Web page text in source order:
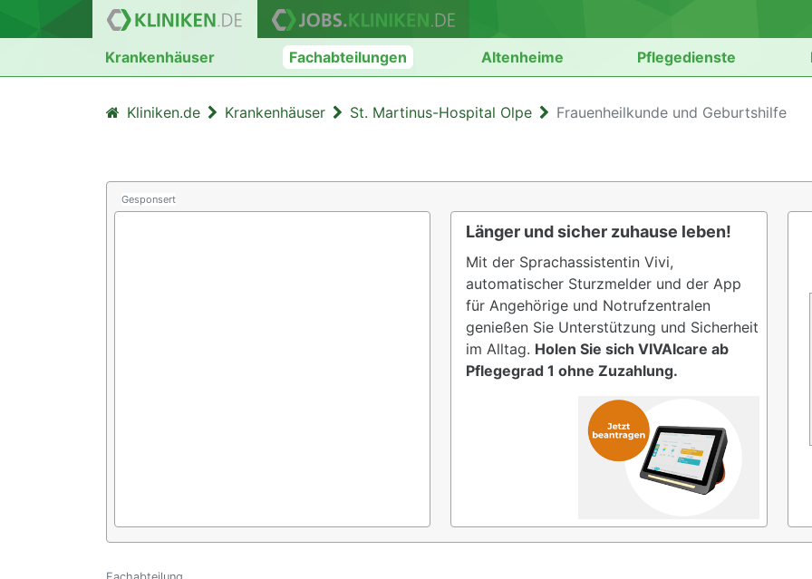
Krankenhäuser Fachabteilungen Altenheime Pflegedienste
Kliniken.de Krankenhäuser St. Martinus-Hospital Olpe Frauenheilkunde und Geburtshilfe
Gesponsert
Länger und sicher zuhause leben!
Mit der Sprachassistentin Vivi,
automatischer Sturzmelder und der App
für Angehörige und Notrufzentralen
genießen Sie Unterstützung und Sicherheit
im Alltag. Holen Sie sich VIVAIcare ab
Pflegegrad 1 ohne Zuzahlung.